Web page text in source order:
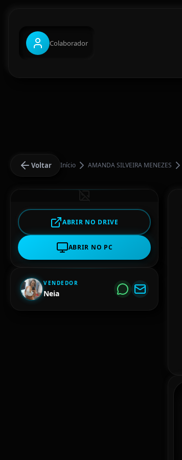
Colaborador
Voltar Início AMANDA SILVEIRA MENEZES
ABRIR NO DRIVE
ABRIR NO PC
VENDEDOR
Neia